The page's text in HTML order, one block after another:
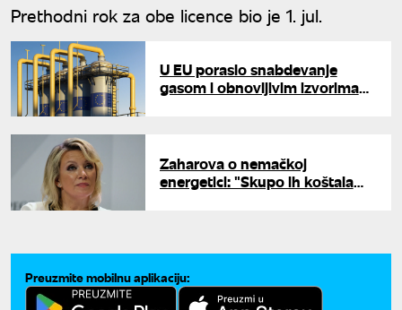
Prethodni rok za obe licence bio je 1. jul.
U EU poraslo snabdevanje
gasom i obnovljivim izvorima
Zaharova o nemačkoj
energetici: "Skupo ih koštala
Preuzmite mobilnu aplikaciju: